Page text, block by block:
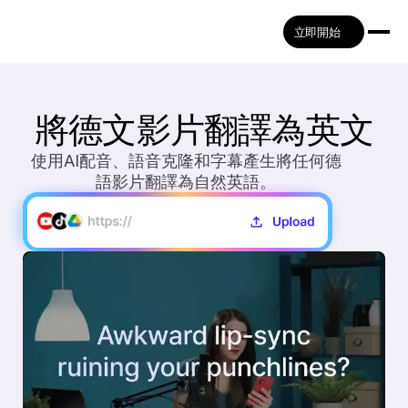
立即開始
將德文影片翻譯為英文
使用AI配音、語音克隆和字幕產生將任何德
語影片翻譯為自然英語。